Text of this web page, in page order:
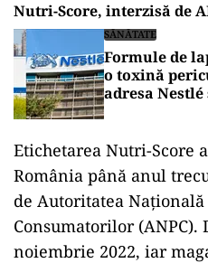
Nutri-Score, interzisă de
SĂNĂTATE
Formule de
o toxină
adresa
Etichetarea Nutri-Score
România până anul
de Autoritatea
Consumatorilor (ANPC).
noiembrie 2022, iar